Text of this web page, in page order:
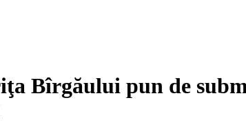
Bîrgăului pun de